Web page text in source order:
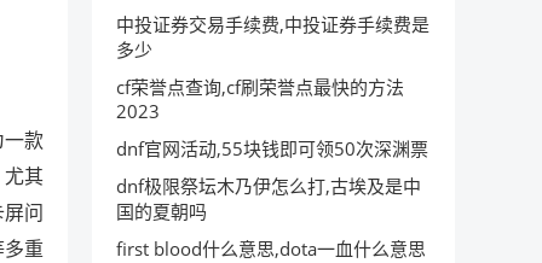
款
其
问
重
中投证券交易手续费,中投证券手续费是
多少
cf荣誉点查询,cf刷荣誉点最快的方法
2023
dnf官网活动,55块钱即可领50次深渊票
dnf极限祭坛木乃伊怎么打,古埃及是中
国的夏朝吗
first blood什么意思,dota一血什么意思